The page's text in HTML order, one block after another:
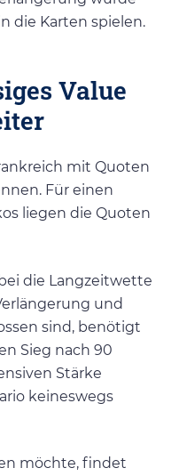
die Karten spielen.
Value
mit Quoten
Für einen
liegen die Quoten
die Langzeitwette
und
sind, benötigt
Sieg nach 90
Stärke
keineswegs
möchte, findet